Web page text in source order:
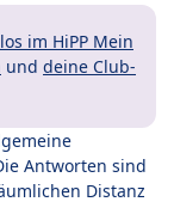
im HiPP Mein
und deine Club-
Antworten sind
Distanz